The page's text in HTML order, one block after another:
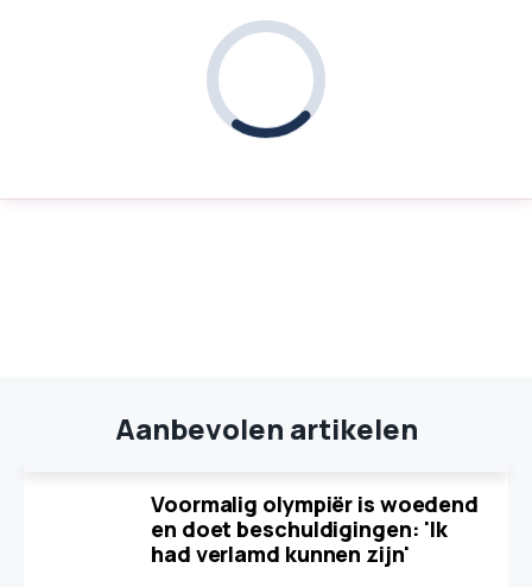
Aanbevolen artikelen
Voormalig olympiër is woedend
en doet beschuldigingen: 'Ik
had verlamd kunnen zijn'